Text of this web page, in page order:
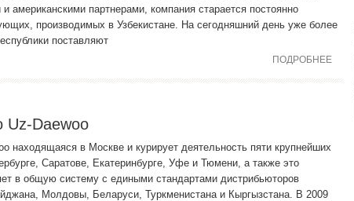
американскими партнерами, компания старается постоянно
производимых в Узбекистане. На сегодняшний день уже более
поставляют
ПОДРОБНЕЕ
Uz-Daewoo
находящаяся в Москве и курирует деятельность пяти крупнейших
Саратове, Екатеринбурге, Уфе и Тюмени, а также это
в общую систему с едиными стандартами дистрибьюторов
Молдовы, Беларуси, Туркменистана и Кыргызстана. В 2009